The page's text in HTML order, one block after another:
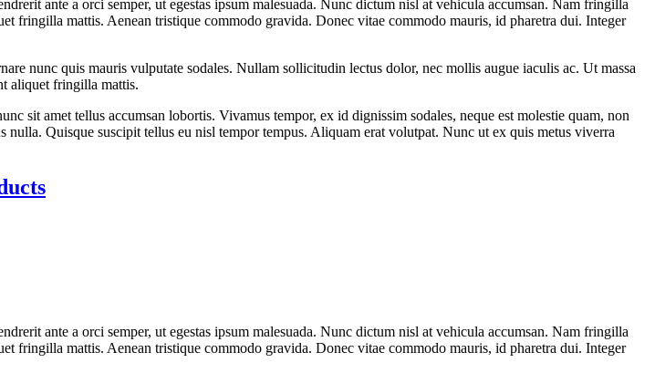
ante a orci semper, ut egestas ipsum malesuada. Nunc dictum nisl at vehicula accumsan. Nam fringilla
fringilla mattis. Aenean tristique commodo gravida. Donec vitae commodo mauris, id pharetra dui. Integer
nunc quis mauris vulputate sodales. Nullam sollicitudin lectus dolor, nec mollis augue iaculis ac. Ut massa
aliquet fringilla mattis.
sit amet tellus accumsan lobortis. Vivamus tempor, ex id dignissim sodales, neque est molestie quam, non
Quisque suscipit tellus eu nisl tempor tempus. Aliquam erat volutpat. Nunc ut ex quis metus viverra
ante a orci semper, ut egestas ipsum malesuada. Nunc dictum nisl at vehicula accumsan. Nam fringilla
fringilla mattis. Aenean tristique commodo gravida. Donec vitae commodo mauris, id pharetra dui. Integer